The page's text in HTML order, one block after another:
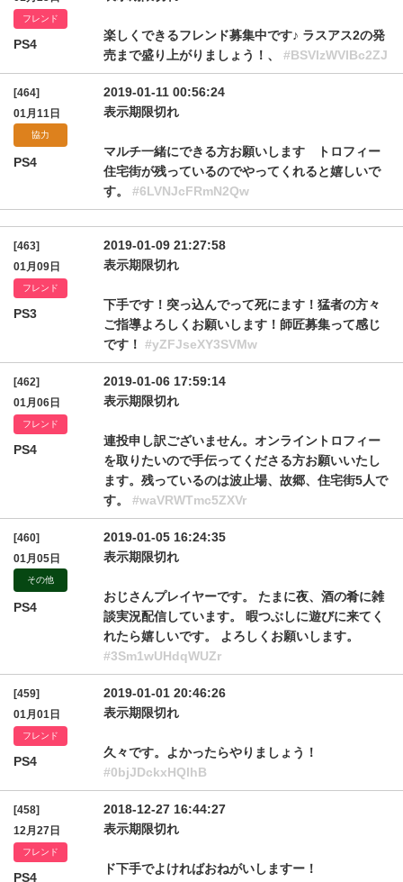
フレンド
PS4
楽しくできるフレンド募集中です♪ ラスアス2の発
売まで盛り上がりましょう！、 #BSVlzWVlBc2ZJ
[464]
01月11日
協力
PS4
2019-01-11 00:56:24
表示期限切れ
マルチ一緒にできる方お願いします トロフィー
住宅街が残っているのでやってくれると嬉しいで
す。 #6LVNJcFRmN2Qw
[463]
01月09日
フレンド
PS3
2019-01-09 21:27:58
表示期限切れ
下手です！突っ込んでって死にます！猛者の方々
ご指導よろしくお願いします！師匠募集って感じ
です！ #yZFJseXY3SVMw
[462]
01月06日
フレンド
PS4
2019-01-06 17:59:14
表示期限切れ
連投申し訳ございません。オンライントロフィー
を取りたいので手伝ってくださる方お願いいたし
ます。残っているのは波止場、故郷、住宅街5人で
す。 #waVRWTmc5ZXVr
[460]
01月05日
その他
PS4
2019-01-05 16:24:35
表示期限切れ
おじさんプレイヤーです。 たまに夜、酒の肴に雑
談実況配信しています。 暇つぶしに遊びに来てく
れたら嬉しいです。 よろしくお願いします。
#3Sm1wUHdqWUZr
[459]
01月01日
フレンド
PS4
2019-01-01 20:46:26
表示期限切れ
久々です。よかったらやりましょう！
#0bjJDckxHQlhB
[458]
12月27日
フレンド
PS4
2018-12-27 16:44:27
表示期限切れ
ド下手でよければおねがいしますー！